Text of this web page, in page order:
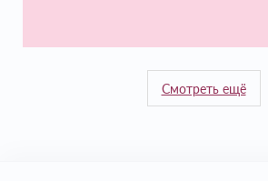
Смотреть ещё